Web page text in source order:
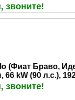
звоните!
(Фиат Браво,
66 kW (90 л.с.),
звоните!